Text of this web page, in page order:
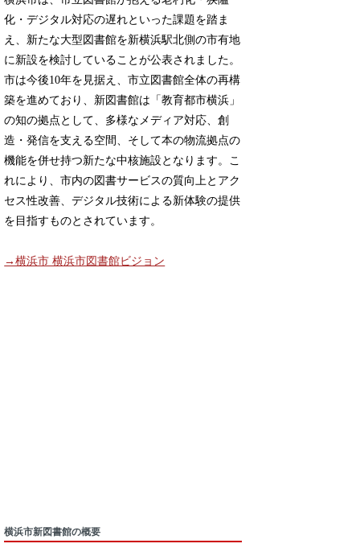
化・デジタル対応の遅れといった課題を踏ま
え、新たな大型図書館を新横浜駅北側の市有地
に新設を検討していることが公表されました。
市は今後10年を見据え、市立図書館全体の再構
築を進めており、新図書館は「教育都市横浜」
の知の拠点として、多様なメディア対応、創
造・発信を支える空間、そして本の物流拠点の
機能を併せ持つ新たな中核施設となります。こ
れにより、市内の図書サービスの質向上とアク
セス性改善、デジタル技術による新体験の提供
を目指すものとされています。
→横浜市 横浜市図書館ビジョン
横浜市新図書館の概要